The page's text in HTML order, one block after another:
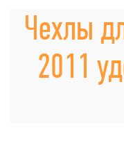
Чехлы
2011